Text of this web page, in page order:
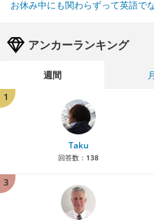
お休み中にも関わらずって英語で
アンカーランキング
週間
1
Taku
回答数： 138
3